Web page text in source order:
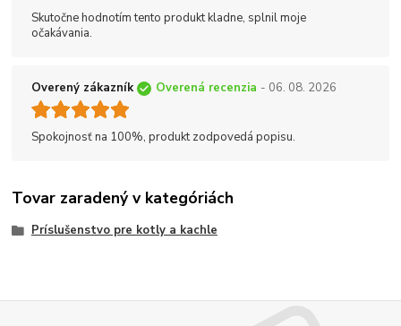
Skutočne hodnotím tento produkt kladne, splnil moje
očakávania.
Overený zákazník Overená recenzia - 06. 08. 2026
Spokojnosť na 100%, produkt zodpovedá popisu.
Tovar zaradený v kategóriách
Príslušenstvo pre kotly a kachle